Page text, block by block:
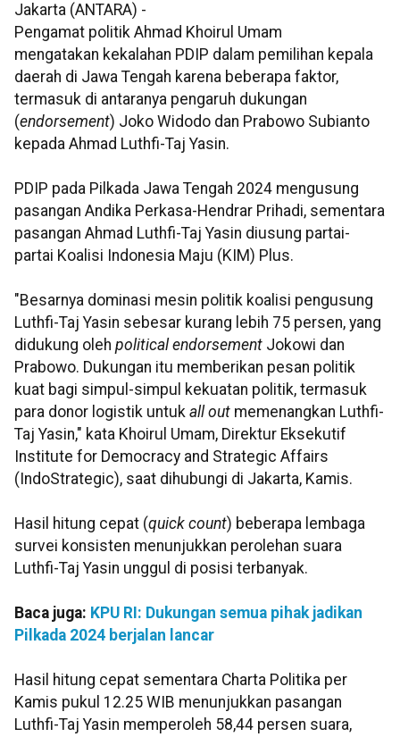
Jakarta (ANTARA) -
Pengamat politik Ahmad Khoirul Umam
mengatakan kekalahan PDIP dalam pemilihan kepala
daerah di Jawa Tengah karena beberapa faktor,
termasuk di antaranya pengaruh dukungan
(endorsement) Joko Widodo dan Prabowo Subianto
kepada Ahmad Luthfi-Taj Yasin.
PDIP pada Pilkada Jawa Tengah 2024 mengusung
pasangan Andika Perkasa-Hendrar Prihadi, sementara
pasangan Ahmad Luthfi-Taj Yasin diusung partai-
partai Koalisi Indonesia Maju (KIM) Plus.
"Besarnya dominasi mesin politik koalisi pengusung
Luthfi-Taj Yasin sebesar kurang lebih 75 persen, yang
didukung oleh political endorsement Jokowi dan
Prabowo. Dukungan itu memberikan pesan politik
kuat bagi simpul-simpul kekuatan politik, termasuk
para donor logistik untuk all out memenangkan Luthfi-
Taj Yasin," kata Khoirul Umam, Direktur Eksekutif
Institute for Democracy and Strategic Affairs
(IndoStrategic), saat dihubungi di Jakarta, Kamis.
Hasil hitung cepat (quick count) beberapa lembaga
survei konsisten menunjukkan perolehan suara
Luthfi-Taj Yasin unggul di posisi terbanyak.
Baca juga: KPU RI: Dukungan semua pihak jadikan
Pilkada 2024 berjalan lancar
Hasil hitung cepat sementara Charta Politika per
Kamis pukul 12.25 WIB menunjukkan pasangan
Luthfi-Taj Yasin memperoleh 58,44 persen suara,